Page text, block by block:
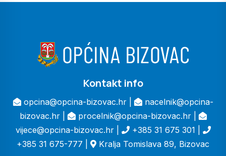
Kontakt info
opcina@opcina-bizovac.hr |
nacelnik@opcina-
bizovac.hr |
procelnik@opcina-bizovac.hr |
vijece@opcina-bizovac.hr |
+385 31 675 301 |
+385 31 675-777 |
Kralja Tomislava 89, Bizovac